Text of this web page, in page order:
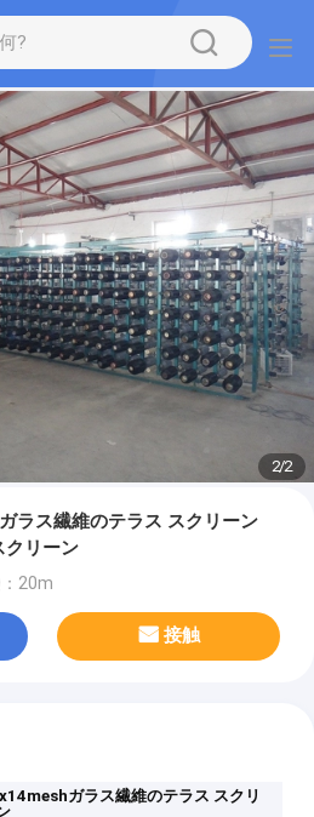
2/2
ラス繊維のテラス スクリーン
リーン
：20m
接触
ガラス繊維のテラス スクリ